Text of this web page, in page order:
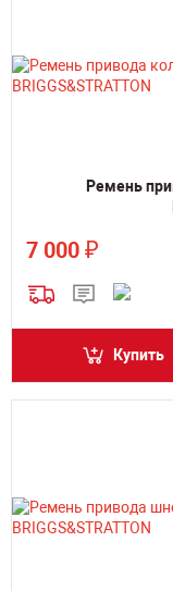
Ремень
7 000 ₽
Купить